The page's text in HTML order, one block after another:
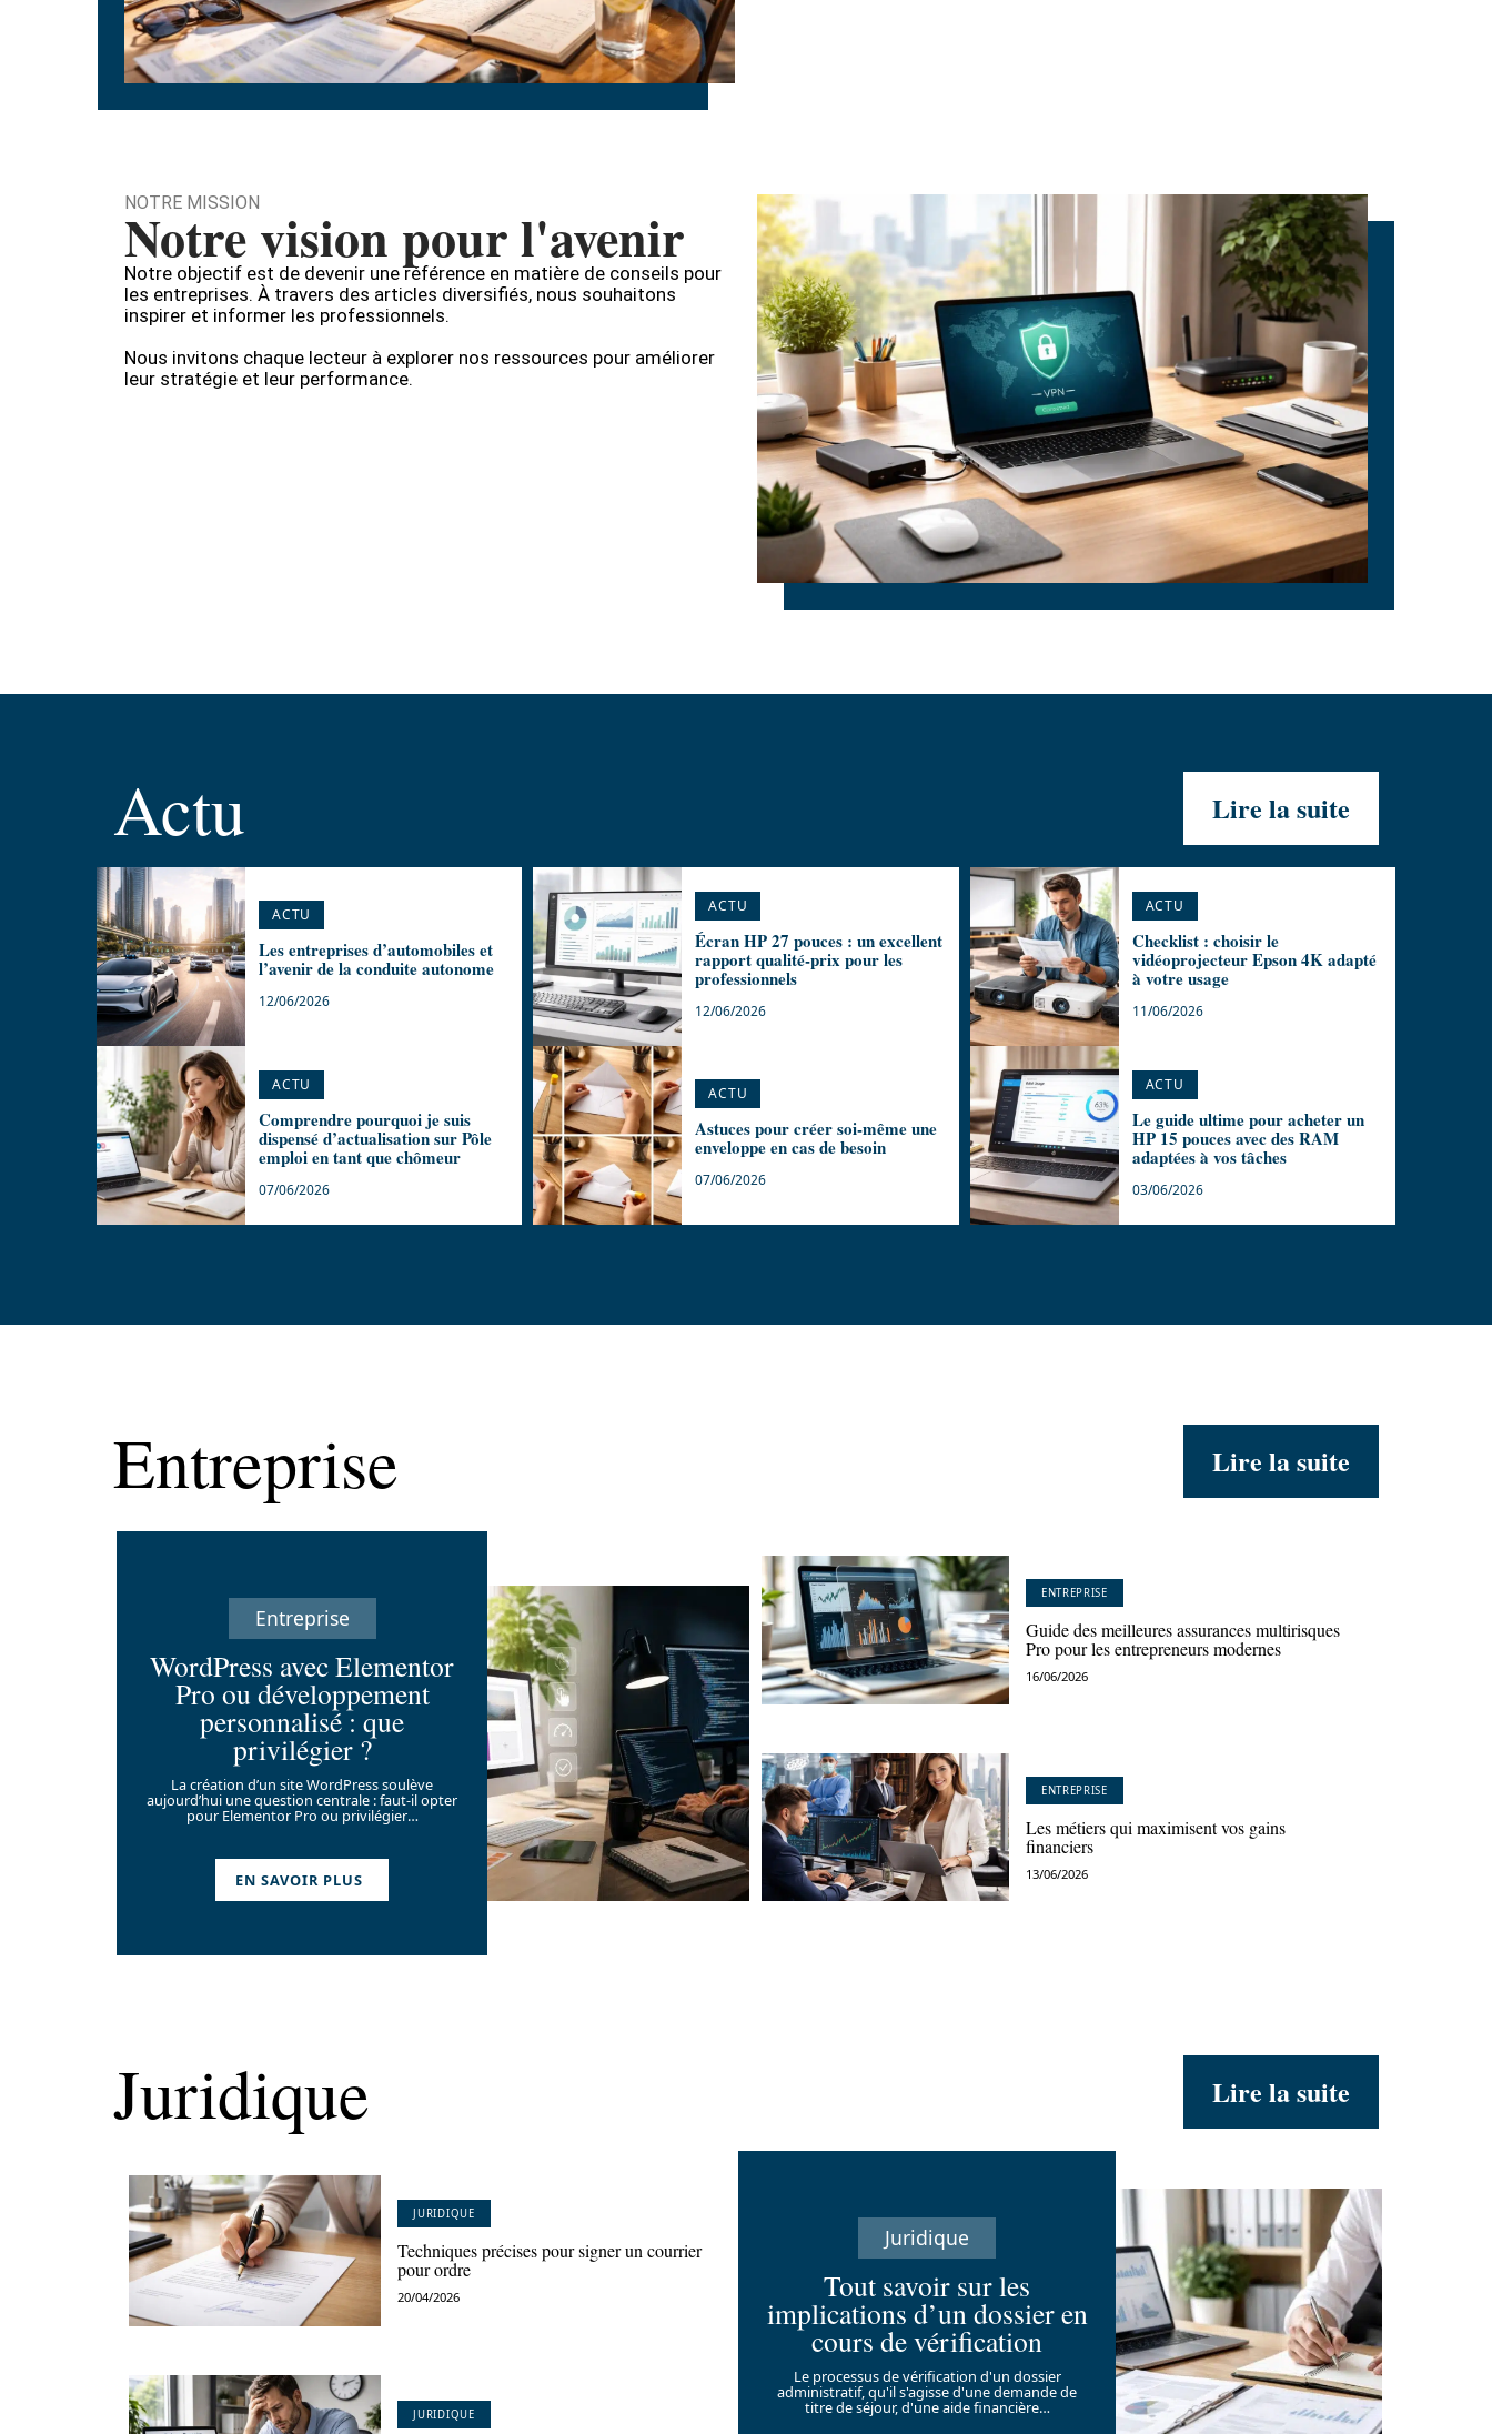
NOTRE MISSION
Notre vision pour l'avenir
Notre objectif est de devenir une référence en matière de conseils pour
les entreprises. À travers des articles diversifiés, nous souhaitons
inspirer et informer les professionnels.
Nous invitons chaque lecteur à explorer nos ressources pour améliorer
leur stratégie et leur performance.
Actu Lire la suite
ACTU
Les entreprises d’automobiles et
l’avenir de la conduite autonome
12/06/2026
ACTU
Écran HP 27 pouces : un excellent
rapport qualité-prix pour les
professionnels
12/06/2026
ACTU
Checklist : choisir le
vidéoprojecteur Epson 4K adapté
à votre usage
11/06/2026
ACTU
Comprendre pourquoi je suis
dispensé d’actualisation sur Pôle
emploi en tant que chômeur
07/06/2026
ACTU
Astuces pour créer soi-même une
enveloppe en cas de besoin
07/06/2026
ACTU
Le guide ultime pour acheter un
HP 15 pouces avec des RAM
adaptées à vos tâches
03/06/2026
Entreprise Lire la suite
Entreprise
WordPress avec Elementor
Pro ou développement
personnalisé : que
privilégier ?
La création d’un site WordPress soulève
aujourd’hui une question centrale : faut-il opter
pour Elementor Pro ou privilégier…
EN SAVOIR PLUS
ENTREPRISE
Guide des meilleures assurances multirisques
Pro pour les entrepreneurs modernes
16/06/2026
ENTREPRISE
Les métiers qui maximisent vos gains
financiers
13/06/2026
Juridique Lire la suite
JURIDIQUE
Techniques précises pour signer un courrier
pour ordre
20/04/2026
JURIDIQUE
Juridique
Tout savoir sur les
implications d’un dossier en
cours de vérification
Le processus de vérification d'un dossier
administratif, qu'il s'agisse d'une demande de
titre de séjour, d'une aide financière…